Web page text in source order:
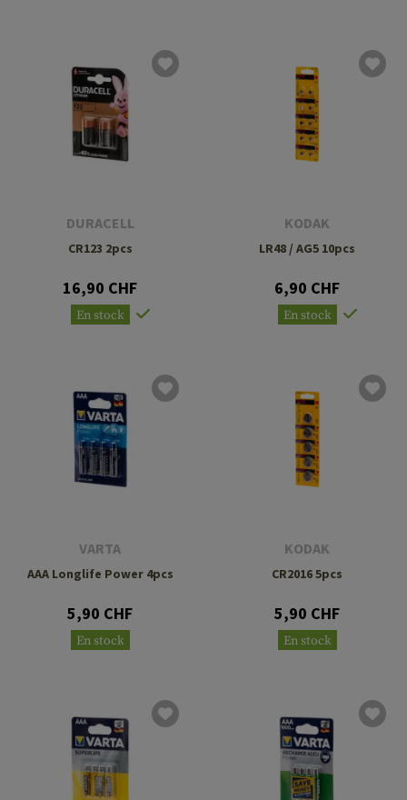
DURACELL
CR123 2pcs
16,90 CHF
En stock
KODAK
LR48 / AG5 10pcs
6,90 CHF
En stock
VARTA
AAA Longlife Power 4pcs
5,90 CHF
En stock
KODAK
CR2016 5pcs
5,90 CHF
En stock